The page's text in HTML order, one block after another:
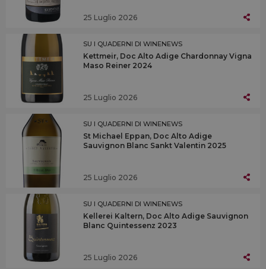
25 Luglio 2026
SU I QUADERNI DI WINENEWS
Kettmeir, Doc Alto Adige Chardonnay Vigna
Maso Reiner 2024
25 Luglio 2026
SU I QUADERNI DI WINENEWS
St Michael Eppan, Doc Alto Adige
Sauvignon Blanc Sankt Valentin 2025
25 Luglio 2026
SU I QUADERNI DI WINENEWS
Kellerei Kaltern, Doc Alto Adige Sauvignon
Blanc Quintessenz 2023
25 Luglio 2026